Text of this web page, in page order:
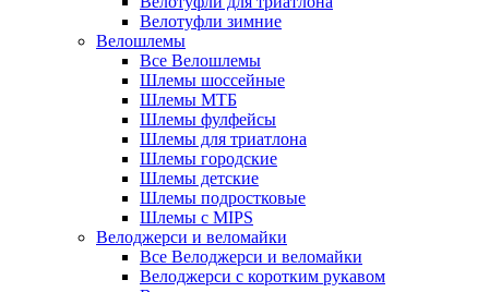
Велотуфли зимние
Велошлемы
Все Велошлемы
Шлемы шоссейные
Шлемы МТБ
Шлемы фулфейсы
Шлемы для триатлона
Шлемы городские
Шлемы детские
Шлемы подростковые
Шлемы с MIPS
Велоджерси и веломайки
Все Велоджерси и веломайки
Велоджерси с коротким рукавом